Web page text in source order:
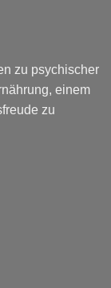
zu psychischer
einem
zu